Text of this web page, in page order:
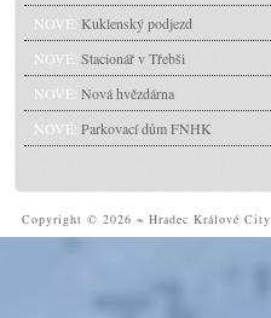
NOVÉ: Kuklenský podjezd
NOVÉ: Stacionář v Třebši
NOVÉ: Nová hvězdárna
NOVÉ: Parkovací dům FNHK
Copyright © 2026 ~ Hradec Králové City